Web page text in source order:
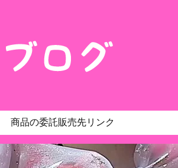
商品の委託販売先リンク